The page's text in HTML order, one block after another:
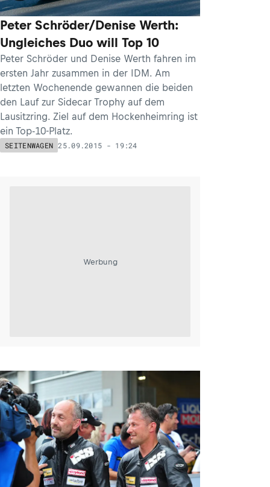
Peter Schröder/Denise Werth:
Ungleiches Duo will Top 10
Peter Schröder und Denise Werth fahren im
ersten Jahr zusammen in der IDM. Am
letzten Wochenende gewannen die beiden
den Lauf zur Sidecar Trophy auf dem
Lausitzring. Ziel auf dem Hockenheimring ist
ein Top-10-Platz.
SEITENWAGEN 25.09.2015 - 19:24
Werbung